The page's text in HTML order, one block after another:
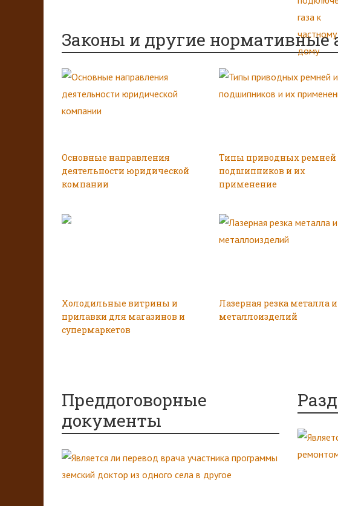
Законы и другие нормативные
Основные направления
деятельности юридической
компании
Типы приводных ремней
подшипников и их
применение
Холодильные витрины и
прилавки для магазинов и
супермаркетов
Лазерная резка металла и
металлоизделий
Преддоговорные
документы